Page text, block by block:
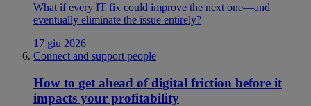
What if every IT fix could improve the next one—and
eventually eliminate the issue entirely?
17 giu 2026
Connect and support people
How to get ahead of digital friction before it
impacts your profitability